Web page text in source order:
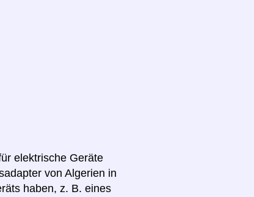
elektrische Geräte
von Algerien in
haben, z. B. eines